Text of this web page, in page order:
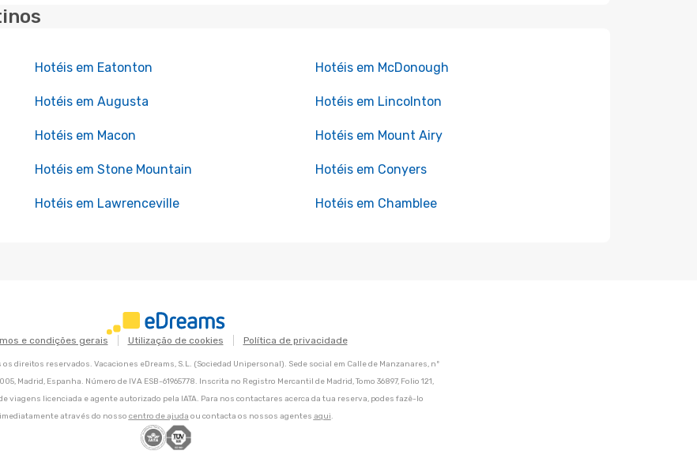
Hotéis em Eatonton Hotéis em McDonough
Hotéis em Augusta Hotéis em Lincolnton
Hotéis em Macon Hotéis em Mount Airy
Hotéis em Stone Mountain Hotéis em Conyers
Hotéis em Lawrenceville Hotéis em Chamblee
e condições gerais Utilização de cookies Política de privacidade
os direitos reservados. Vacaciones eDreams, S.L. (Sociedad Unipersonal). Sede social em Calle de Manzanares, nº
Madrid, Espanha. Número de IVA ESB-61965778. Inscrita no Registro Mercantil de Madrid, Tomo 36897, Folio 121,
de viagens licenciada e agente autorizado pela IATA. Para nos contactares acerca da tua reserva, podes fazê-lo
imediatamente através do nosso centro de ajuda ou contacta os nossos agentes aqui.